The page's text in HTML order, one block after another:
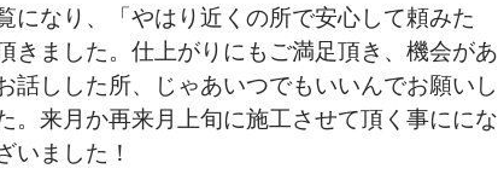
になり、「やはり近くの所で安心して頼みた
きました。仕上がりにもご満足頂き、機会があ
話しした所、じゃあいつでもいいんでお願いし
。来月か再来月上旬に施工させて頂く事ににな
いました！